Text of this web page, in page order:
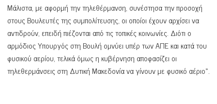
Μάλιστα, με αφορμή την τηλεθέρμανση, συνέστησα την προσοχή
στους Βουλευτές της συμπολίτευσης, οι οποίοι έχουν αρχίσει να
αντιδρούν, επειδή πιέζονται από τις τοπικές κοινωνίες. Διότι ο
αρμόδιος Υπουργός στη Βουλή ομνύει υπέρ των ΑΠΕ και κατά του
φυσικού αερίου, τελικά όμως η κυβέρνηση αποφασίζει οι
τηλεθερμάνσεις στη Δυτική Μακεδονία να γίνουν με φυσικό αέριο».